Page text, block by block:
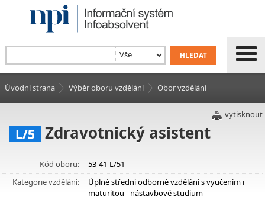
Úvodní strana Výběr oboru vzdělání Obor vzdělání
vytisknout
L/5 Zdravotnický asistent
Kód oboru:
53-41-L/51
Kategorie vzdělání:
Úplné střední odborné vzdělání s vyučením i
maturitou - nástavbové studium